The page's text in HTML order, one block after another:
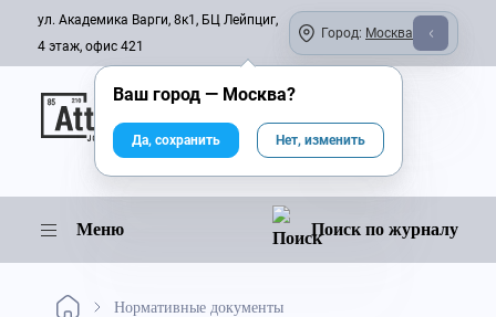
ул. Академика Варги, 8к1, БЦ Лейпциг,
4 этаж, офис 421
Город: Москва
Онлайн-журнал
Меню Поиск по журналу
Нормативные документы
Ваш город — Москва?
Да, сохранить Нет, изменить